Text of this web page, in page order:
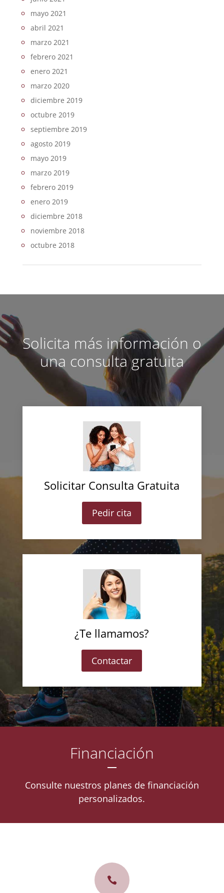
mayo 2021
abril 2021
marzo 2021
febrero 2021
enero 2021
marzo 2020
diciembre 2019
octubre 2019
septiembre 2019
agosto 2019
mayo 2019
marzo 2019
febrero 2019
enero 2019
diciembre 2018
noviembre 2018
octubre 2018
Solicita más información o
una consulta gratuita
Solicitar Consulta Gratuita
Pedir cita
¿Te llamamos?
Contactar
Financiación
Consulte nuestros planes de financiación
personalizados.
